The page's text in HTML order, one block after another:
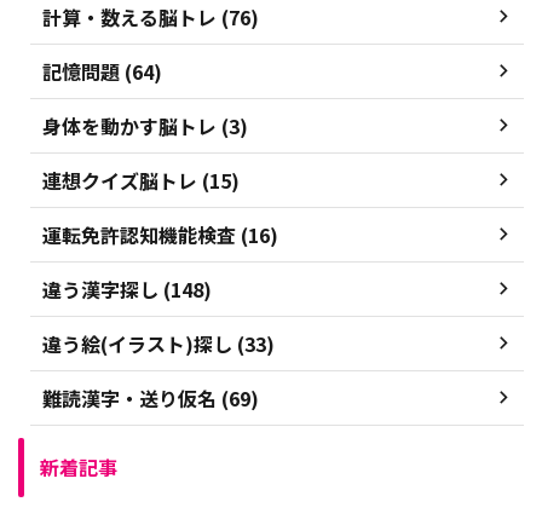
計算・数える脳トレ (76)
記憶問題 (64)
身体を動かす脳トレ (3)
連想クイズ脳トレ (15)
運転免許認知機能検査 (16)
違う漢字探し (148)
違う絵(イラスト)探し (33)
難読漢字・送り仮名 (69)
新着記事